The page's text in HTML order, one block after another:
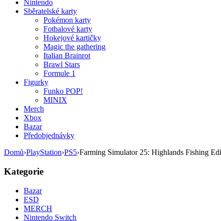
Nintendo
Sběratelské karty
Pokémon karty
Fotbalové karty
Hokejové kartičky
Magic the gathering
Italian Brainrot
Brawl Stars
Formule 1
Figurky
Funko POP!
MINIX
Merch
Xbox
Bazar
Předobjednávky
Domů›PlayStation›PS5›Farming Simulator 25: Highlands Fishing
Kategorie
Bazar
ESD
MERCH
Nintendo Switch